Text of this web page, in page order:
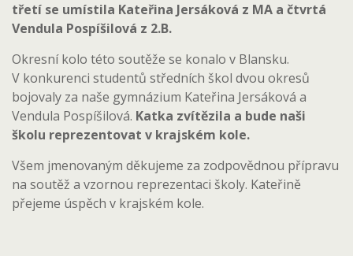
třetí se umístila Kateřina Jersáková z MA a čtvrtá
Vendula Pospíšilová z 2.B.
Okresní kolo této soutěže se konalo v Blansku.
V konkurenci studentů středních škol dvou okresů
bojovaly za naše gymnázium Kateřina Jersáková a
Vendula Pospíšilová. Katka zvítězila a bude naši
školu reprezentovat v krajském kole.
Všem jmenovaným děkujeme za zodpovědnou přípravu
na soutěž a vzornou reprezentaci školy. Kateřině
přejeme úspěch v krajském kole.